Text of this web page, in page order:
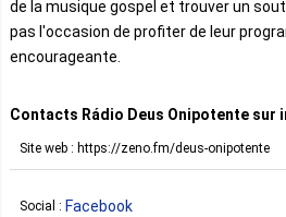
de la musique gospel et trouver un
pas l'occasion de profiter de leur
encourageante.
Contacts Rádio Deus Onipotente sur
Site web : https://zeno.fm/deus-onipotente
Social : Facebook